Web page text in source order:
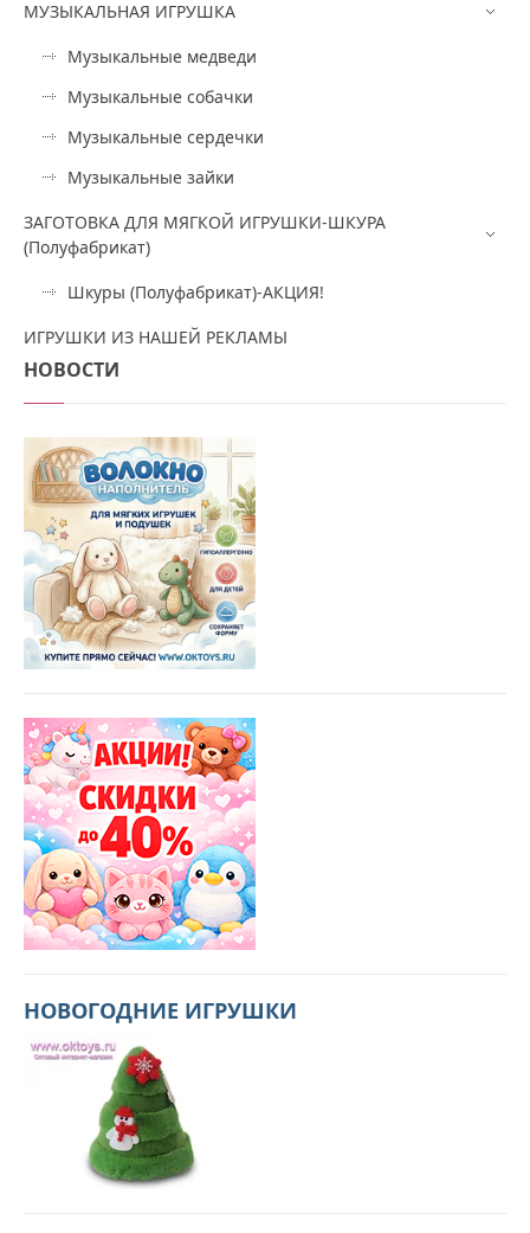
МУЗЫКАЛЬНАЯ ИГРУШКА
Музыкальные медведи
Музыкальные собачки
Музыкальные сердечки
Музыкальные зайки
ЗАГОТОВКА ДЛЯ МЯГКОЙ ИГРУШКИ-ШКУРА
(Полуфабрикат)
Шкуры (Полуфабрикат)-АКЦИЯ!
ИГРУШКИ ИЗ НАШЕЙ РЕКЛАМЫ
НОВОСТИ
НОВОГОДНИЕ ИГРУШКИ